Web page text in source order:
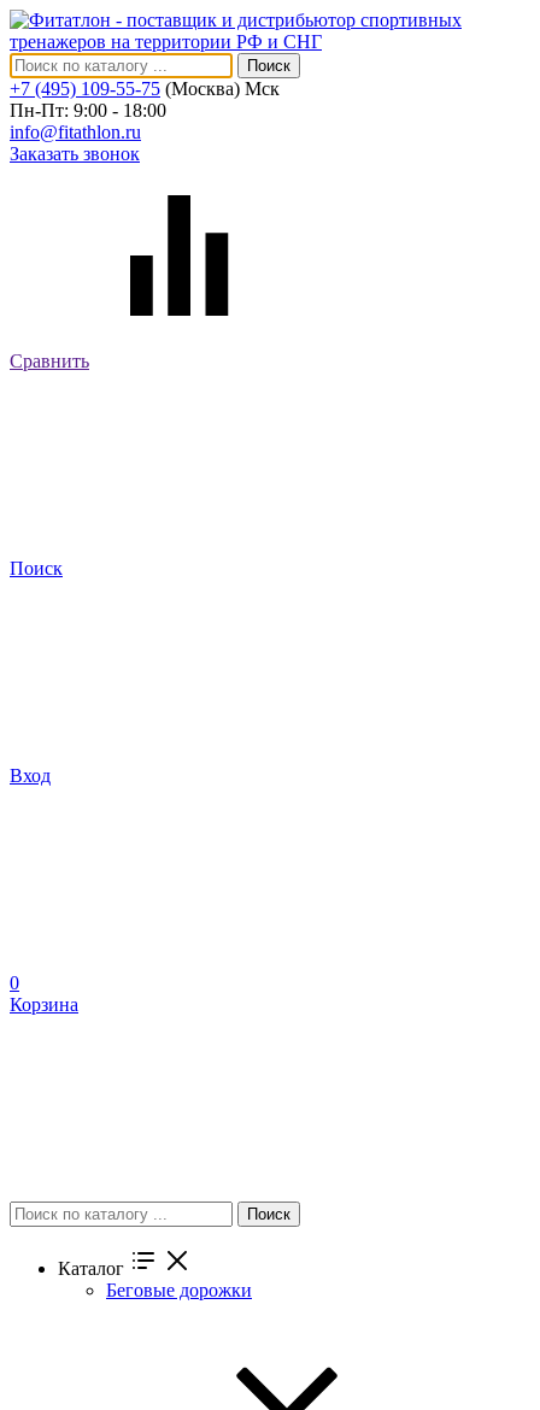
Поиск
+7 (495) 109-55-75 (Москва) Мск
Пн-Пт: 9:00 - 18:00
info@fitathlon.ru
Заказать звонок
Сравнить
Поиск
Вход
0
Корзина
Поиск
Каталог
Беговые дорожки